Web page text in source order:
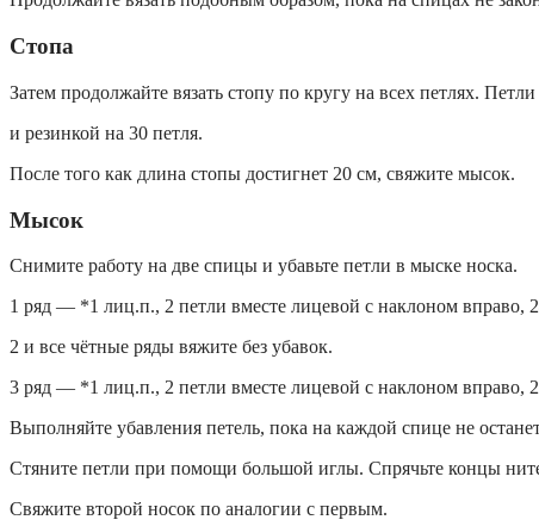
Стопа
Затем продолжайте вязать стопу по кругу на всех петлях.
и резинкой на 30 петля.
После того как длина стопы достигнет 20 см, свяжите мысок.
Мысок
Снимите работу на две спицы и убавьте петли в мыске носка.
1 ряд — *1 лиц.п., 2 петли вместе лицевой с наклоном вправо,
2 и все чётные ряды вяжите без убавок.
3 ряд — *1 лиц.п., 2 петли вместе лицевой с наклоном вправо,
Выполняйте убавления петель, пока на каждой спице не
Стяните петли при помощи большой иглы. Спрячьте концы
Свяжите второй носок по аналогии с первым.